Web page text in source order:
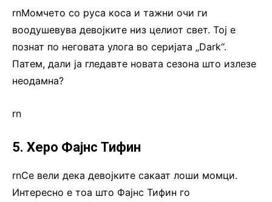
rnМомчето со руса коса и тажни очи ги
воодушевува девојките низ целиот свет. Тој е
познат по неговата улога во серијата „Dark“.
Патем, дали ја гледавте новата сезона што излезе
неодамна?
rn
5. Херо Фајнс Тифин
rnСе вели дека девојките сакаат лоши момци.
Интересно е тоа што Фајнс Тифин го